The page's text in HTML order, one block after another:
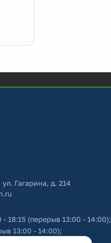
Гагарина, д. 214
- 18:15 (перерыв 13:00 - 14:00);
13:00 - 14:00);